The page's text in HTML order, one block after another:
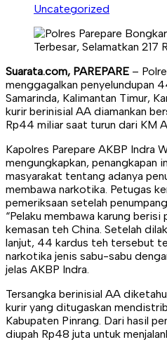
Uncategorized
Suarata.com, PAREPARE –
menggagalkan penyelundupan
Samarinda, Kalimantan Timur,
kurir berinisial AA diamankan
Rp44 miliar saat turun dari KM
Kapolres Parepare AKBP Indra
mengungkapkan, penangkapan
masyarakat tentang adanya
membawa narkotika. Petugas
pemeriksaan setelah
“Pelaku membawa karung berisi
kemasan teh China. Setelah
lanjut, 44 kardus teh tersebut
narkotika jenis sabu-sabu
jelas AKBP Indra.
Tersangka berinisial AA
kurir yang ditugaskan
Kabupaten Pinrang. Dari hasil
diupah Rp48 juta untuk